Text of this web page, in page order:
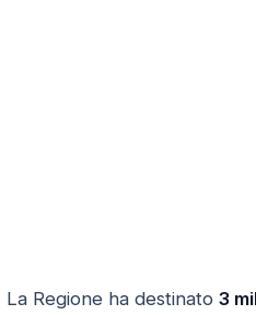
La Regione ha destinato 3